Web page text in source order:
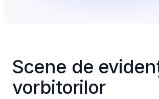
Scene de
vorbitorilor